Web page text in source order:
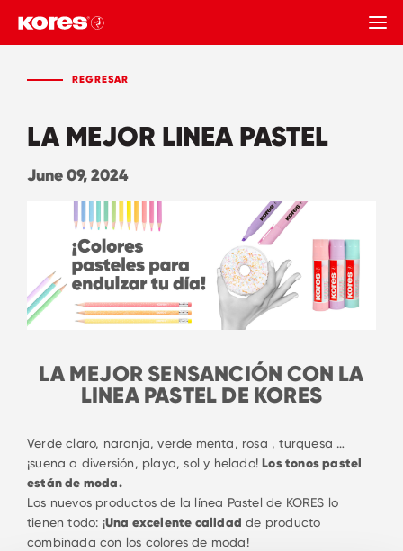
REGRESAR
LA MEJOR LINEA PASTEL
June 09, 2024
LA MEJOR SENSANCIÓN CON LA
LINEA PASTEL DE KORES
Verde claro, naranja, verde menta, rosa , turquesa …
¡suena a diversión, playa, sol y helado!Los tonos pastel
están de moda.
Los nuevos productos de la línea Pastel de KORES lo
tienen todo: ¡Una excelente calidad de producto
combinada con los colores de moda!